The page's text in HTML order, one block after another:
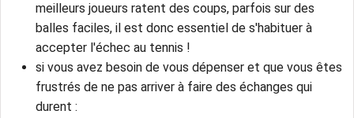
meilleurs joueurs ratent des coups, parfois sur des
balles faciles, il est donc essentiel de s'habituer à
accepter l'échec au tennis !
si vous avez besoin de vous dépenser et que vous êtes
frustrés de ne pas arriver à faire des échanges qui
durent :